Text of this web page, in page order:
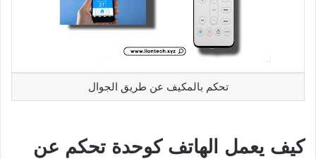
تحكم بالمكيف عن طريق الجوال
كيف يعمل الهاتف كوحدة تحكم عن